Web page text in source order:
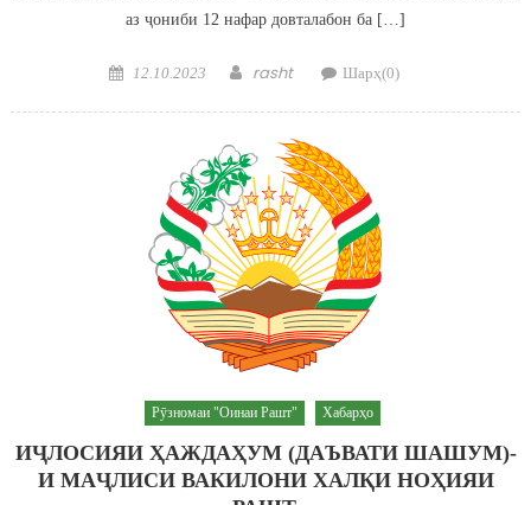
аз ҷониби 12 нафар довталабон ба […]
Posted on
12.10.2023 Author
rasht Шарҳ(0)
Рӯзномаи "Оинаи Рашт" Хабарҳо
ИҶЛОСИЯИ ҲАЖДАҲУМ (ДАЪВАТИ ШАШУМ)-
И МАҶЛИСИ ВАКИЛОНИ ХАЛҚИ НОҲИЯИ